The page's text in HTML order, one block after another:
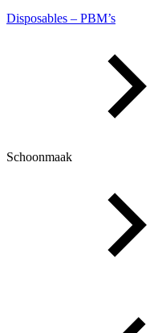
Disposables – PBM’s
Schoonmaak